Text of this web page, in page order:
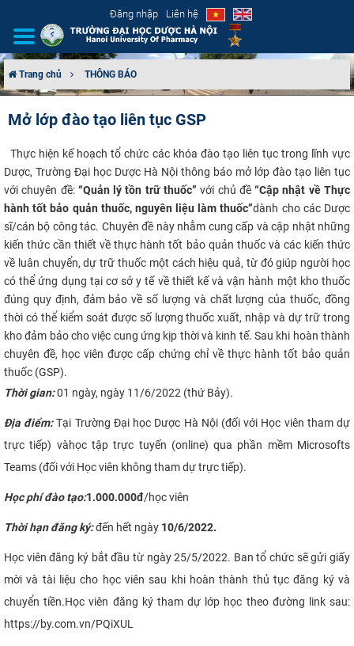
Đăng nhập Liên hệ
CƠ CẤU TỔ CHỨC
TUYỂN SINH
ĐÀO TẠO
ĐẢM BẢO CHẤT LƯỢNG
KHOA HỌC CÔNG NGHỆ
HTQT
CỰU NGƯỜI HỌC
Trang chủ THÔNG BÁO
Mở lớp đào tạo liên tục GSP
​Thực hiện kế hoạch tổ chức các khóa đào tạo liên tục trong lĩnh vực
Dược, Trường Đại học Dược Hà Nội thông báo mở lớp đào tạo liên tục
với chuyên đề: “Quản lý tồn trữ thuốc” với chủ đề“Cập nhật về Thực
hành tốt bảo quản thuốc, nguyên liệu làm thuốc”dành cho các Dược
sĩ/cán bộ công tác. Chuyên đề này nhằm cung cấp và cập nhật những
kiến thức cần thiết về thực hành tốt bảo quản thuốc và các kiến thức
về luân chuyển, dự trữ thuốc một cách hiệu quả, từ đó giúp người học
có thể ứng dụng tại cơ sở y tế về thiết kế và vận hành một kho thuốc
đúng quy định, đảm bảo về số lượng và chất lượng của thuốc, đồng
thời có thể kiểm soát được số lượng thuốc xuất, nhập và dự trữ trong
kho đảm bảo cho việc cung ứng kịp thời và kinh tế. Sau khi hoàn thành
chuyên đề, học viên được cấp chứng chỉ về thực hành tốt bảo quản
thuốc (GSP).
Thời gian:01 ngày, ngày 11/6/2022 (thứ Bảy).
Địa điểm:Tại Trường Đại học Dược Hà Nội (đối với Học viên tham dự
trực tiếp) vàhọc tập trực tuyến (online) qua phần mềm Microsofts
Teams (đối với Học viên không tham dự trực tiếp).
Học phí đào tạo:1.000.000đ/học viên
Thời hạn đăng ký:đến hết ngày 10/6/2022.
Học viên đăng ký bắt đầu từ ngày 25/5/2022. Ban tổ chức sẽ gửi giấy
mời và tài liệu cho học viên sau khi hoàn thành thủ tục đăng ký và
chuyển tiền.Học viên đăng ký tham dự lớp học theo đường link sau:
https://by.com.vn/PQiXUL